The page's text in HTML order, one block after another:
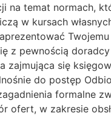
na temat normach,
w kursach
z pewnością
się
do postęp
formalne
ofert, w zakresie